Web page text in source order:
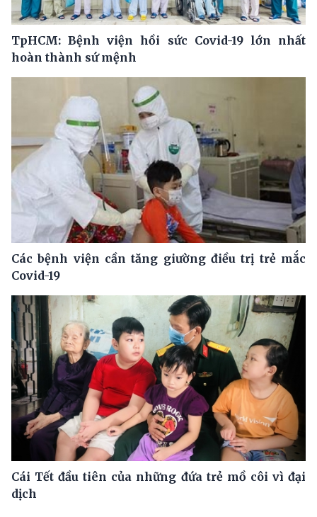
TpHCM: Bệnh viện hồi sức Covid-19 lớn nhất
hoàn thành sứ mệnh
Các bệnh viện cần tăng giường điều trị trẻ mắc
Covid-19
Cái Tết đầu tiên của những đứa trẻ mồ côi vì đại
dịch